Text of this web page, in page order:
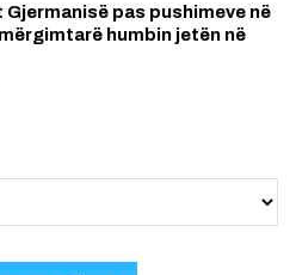
Gjermanisë pas pushimeve në
humbin jetën në